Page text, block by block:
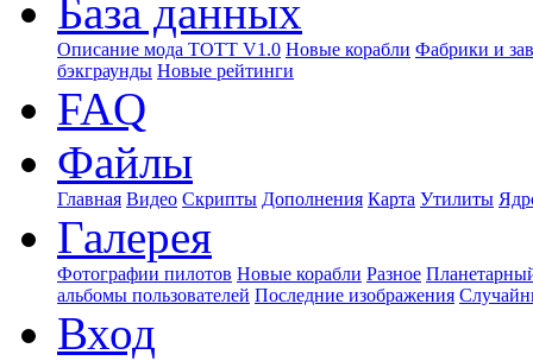
База данных
Описание мода ТОТТ V1.0 Новые корабли Фабрики и
бэкграунды Новые рейтинги
FAQ
Файлы
Главная Видео Скрипты Дополнения Карта Утилиты
Галерея
Фотографии пилотов Новые корабли Разное
альбомы пользователей Последние изображения
Вход